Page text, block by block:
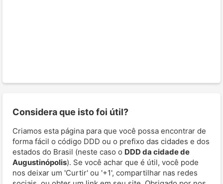
Considera que isto foi útil?
Criamos esta página para que você possa encontrar de
forma fácil o código DDD ou o prefixo das cidades e dos
estados do Brasil (neste caso o DDD da cidade de
Augustinópolis). Se você achar que é útil, você pode
nos deixar um 'Curtir' ou '+1', compartilhar nas redes